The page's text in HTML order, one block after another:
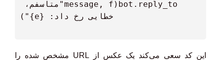
این کد سعی می‌کند یک عکس از URL مشخص شده را